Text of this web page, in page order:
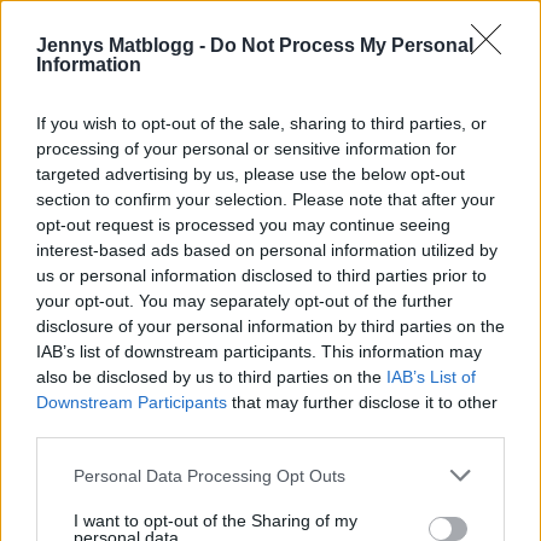
Jennys Matblogg - Do Not Process My Personal
Information
If you wish to opt-out of the sale, sharing to third parties, or
processing of your personal or sensitive information for
targeted advertising by us, please use the below opt-out
section to confirm your selection. Please note that after your
opt-out request is processed you may continue seeing
interest-based ads based on personal information utilized by
us or personal information disclosed to third parties prior to
your opt-out. You may separately opt-out of the further
disclosure of your personal information by third parties on the
IAB’s list of downstream participants. This information may
also be disclosed by us to third parties on the IAB’s List of
Downstream Participants that may further disclose it to other
Personal Data Processing Opt Outs
I want to opt-out of the Sharing of my
Gör så här:
skala räkorna och lägg åt sidan under tiden du gör
grytbasen.
Hetta upp smör och fräs den finhackade
schalottenlöken, tillsamman med curryn. Doftar ljuvligt.
Vänd ner crème fraîche och vatten, tillsätt önskad
mängd vatten för din önskade konsistens på såsen.
När allt sjudit upp smakar du av med salt & peppar.
Ta bort från plattan och vänd ner ( de skalade) räkorna,
de ska inte koka- utan bara bli genomvarma.
Serveras genast.